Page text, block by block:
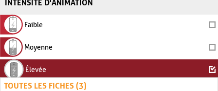
INTENSITÉ D'ANIMATION
Faible
Moyenne
Élevée
TOUTES LES FICHES (3)